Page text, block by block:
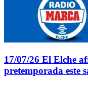
17/07/26 El Elche
pretemporada este